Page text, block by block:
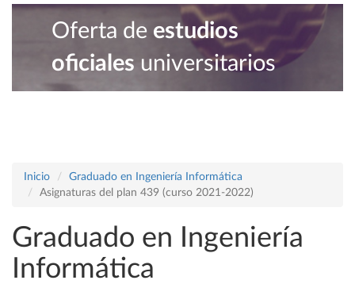
Oferta de estudios
oficiales universitarios
Inicio
Graduado en Ingeniería Informática
Asignaturas del plan 439 (curso 2021-2022)
Graduado en Ingeniería
Informática